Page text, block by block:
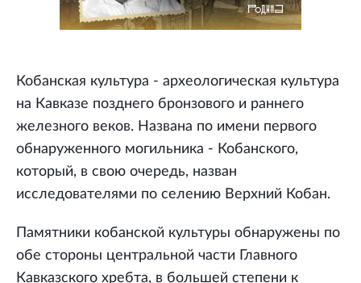
Кобанская культура - археологическая культура
на Кавказе позднего бронзового и раннего
железного веков. Названа по имени первого
обнаруженного могильника - Кобанского,
который, в свою очередь, назван
исследователями по селению Верхний Кобан.
Памятники кобанской культуры обнаружены по
обе стороны центральной части Главного
Кавказского хребта, в большей степени к